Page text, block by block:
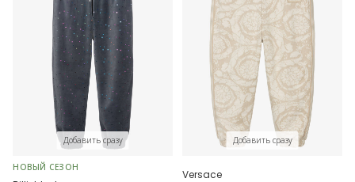
Добавить сразу
НОВЫЙ СЕЗОН
Добавить сразу
Versace